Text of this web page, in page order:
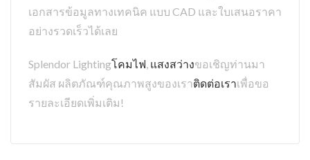
เอกสารข้อมูลทางเทคนิค แบบ CAD และใบเสนอราคา
อย่างรวดเร็วได้เลย
Splendor Lightingโคมไฟ, แสงสว่างขอเชิญท่านมา
สัมผัส ผลิตภัณฑ์คุณภาพสูงของเราติดต่อเราเพื่อขอ
รายละเอียดเพิ่มเติม!